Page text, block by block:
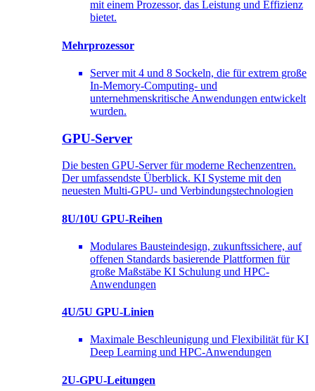
mit einem Prozessor, das Leistung und Effizienz
bietet.
Mehrprozessor
Server mit 4 und 8 Sockeln, die für extrem große
In-Memory-Computing- und
unternehmenskritische Anwendungen entwickelt
wurden.
GPU-Server
Die besten GPU-Server für moderne Rechenzentren.
Der umfassendste Überblick. KI Systeme mit den
neuesten Multi-GPU- und Verbindungstechnologien
8U/10U GPU-Reihen
Modulares Bausteindesign, zukunftssichere, auf
offenen Standards basierende Plattformen für
große Maßstäbe KI Schulung und HPC-
Anwendungen
4U/5U GPU-Linien
Maximale Beschleunigung und Flexibilität für KI
Deep Learning und HPC-Anwendungen
2U-GPU-Leitungen